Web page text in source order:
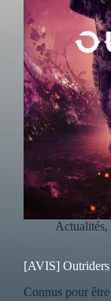
Actualités,
[AVIS] Outriders
Connus pour